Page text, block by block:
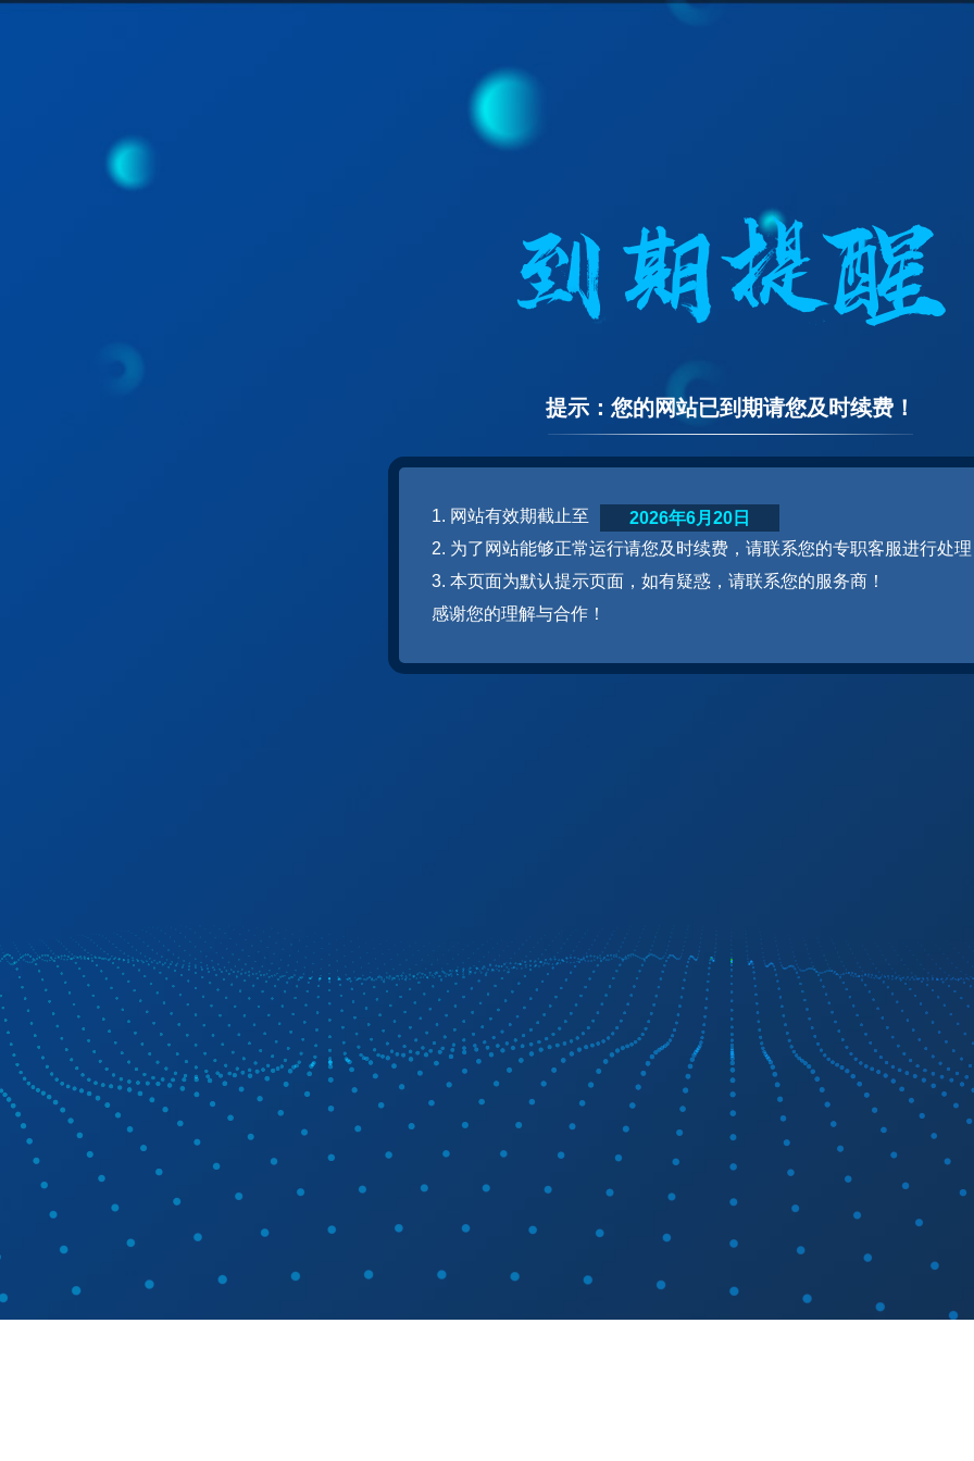
提示：您的网站已到期请您及时续费！
1. 网站有效期截止至
2. 为了网站能够正常运行请您及时续费，请联系您的专职客服进行处
3. 本页面为默认提示页面，如有疑惑，请联系您的服务商！
感谢您的理解与合作！
2026年6月20日